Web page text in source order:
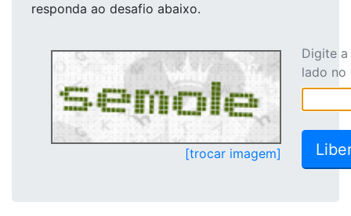
responda ao desafio abaixo.
[trocar imagem]
Digite
lado no